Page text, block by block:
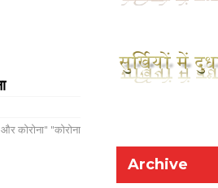
कोरोना" "कोरोना
Archive